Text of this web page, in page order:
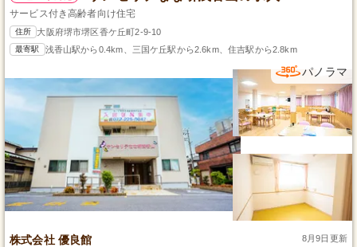
サービス付き高齢者向け住宅
住所 大阪府堺市堺区香ケ丘町2-9-10
最寄駅 浅香山駅から0.4km、三国ケ丘駅から2.6km、住吉駅から2.8km
パノラマ
株式会社 優良館 8月9日更新